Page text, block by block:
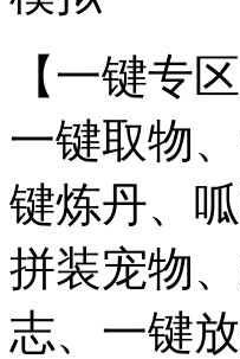
【一键专区
一键取物
键炼丹、
拼装宠物
志、一键